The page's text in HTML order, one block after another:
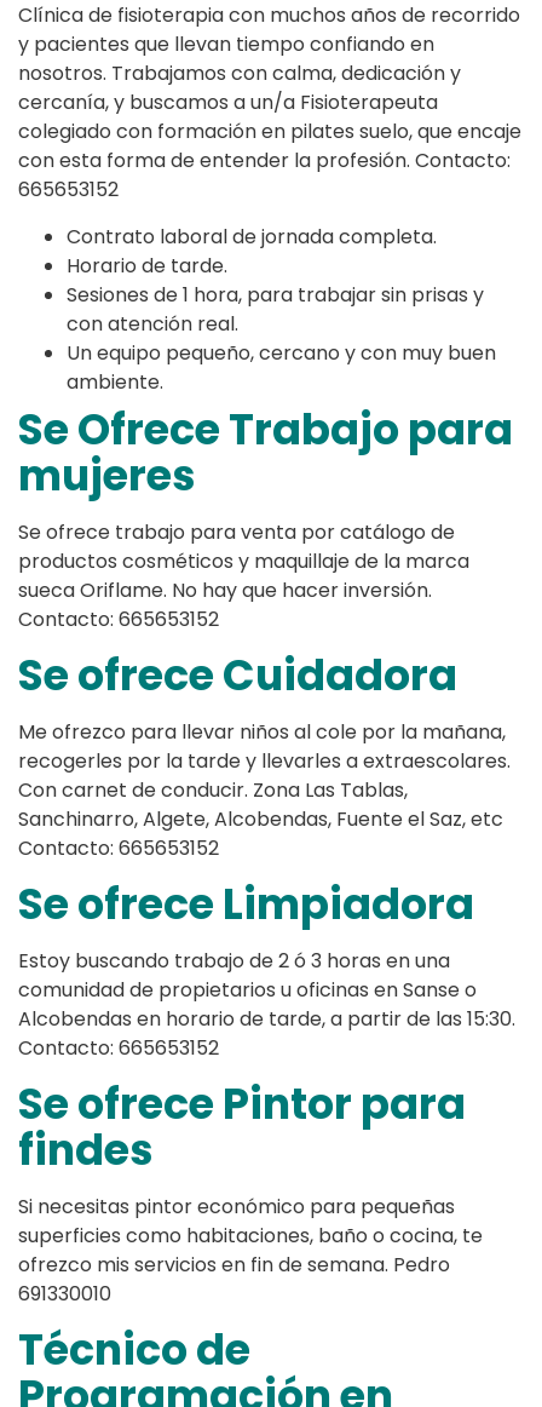
Clínica de fisioterapia con muchos años de recorrido
y pacientes que llevan tiempo confiando en
nosotros. Trabajamos con calma, dedicación y
cercanía, y buscamos a un/a Fisioterapeuta
colegiado con formación en pilates suelo, que encaje
con esta forma de entender la profesión. Contacto:
665653152
Contrato laboral de jornada completa.
Horario de tarde.
Sesiones de 1 hora, para trabajar sin prisas y
con atención real.
Un equipo pequeño, cercano y con muy buen
ambiente.
Se Ofrece Trabajo para
mujeres
Se ofrece trabajo para venta por catálogo de
productos cosméticos y maquillaje de la marca
sueca Oriflame. No hay que hacer inversión.
Contacto: 665653152
Se ofrece Cuidadora
Me ofrezco para llevar niños al cole por la mañana,
recogerles por la tarde y llevarles a extraescolares.
Con carnet de conducir. Zona Las Tablas,
Sanchinarro, Algete, Alcobendas, Fuente el Saz, etc
Contacto: 665653152
Se ofrece Limpiadora
Estoy buscando trabajo de 2 ó 3 horas en una
comunidad de propietarios u oficinas en Sanse o
Alcobendas en horario de tarde, a partir de las 15:30.
Contacto: 665653152
Se ofrece Pintor para
findes
Si necesitas pintor económico para pequeñas
superficies como habitaciones, baño o cocina, te
ofrezco mis servicios en fin de semana. Pedro
691330010
Técnico de